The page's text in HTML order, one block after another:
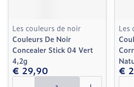
Les couleurs de noir
Couleurs De Noir
Concealer Stick 04 Vert
4,2g
€ 29,90
Aantal
Les
€